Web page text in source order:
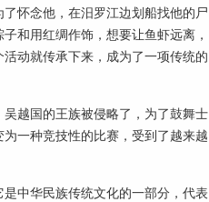
了怀念他，在汨罗江边划船找他的尸
和用红绸作饰，想要让鱼虾远离，
活动就传承下来，成为了一项传统的
越国的王族被侵略了，为了鼓舞士
为一种竞技性的比赛，受到了越来越
中华民族传统文化的一部分，代表